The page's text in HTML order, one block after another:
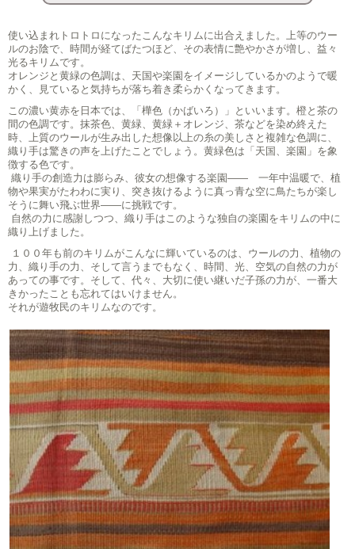
使い込まれトロトロになったこんなキリムに出合えました。上等のウー
ルのお陰で、時間が経てばたつほど、その表情に艶やかさが増し、益々
光るキリムです。
オレンジと黄緑の色調は、天国や楽園をイメージしているかのようで暖
かく、見ていると気持ちが落ち着き柔らかくなってきます。
この濃い黄赤を日本では、「樺色（かばいろ）」といいます。橙と茶の
間の色調です。抹茶色、黄緑、黄緑＋オレンジ、茶などを染め終えた
時、上質のウールが生み出した想像以上の糸の美しさと複雑な色調に、
織り手は驚きの声を上げたことでしょう。黄緑色は「天国、楽園」を象
徴する色です。
織り手の創造力は膨らみ、彼女の想像する楽園―― 一年中温暖で、植
物や果実がたわわに実り、突き抜けるように真っ青な空に鳥たちが楽し
そうに舞い飛ぶ世界――に挑戦です。
自然の力に感謝しつつ、織り手はこのような独自の楽園をキリムの中に
織り上げました。
１００年も前のキリムがこんなに輝いているのは、ウールの力、植物の
力、織り手の力、そして言うまでもなく、時間、光、空気の自然の力が
あっての事です。そして、代々、大切に使い継いだ子孫の力が、一番大
きかったことも忘れてはいけません。
それが遊牧民のキリムなのです。